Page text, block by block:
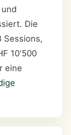
Die
Sessions,
10'500
eine